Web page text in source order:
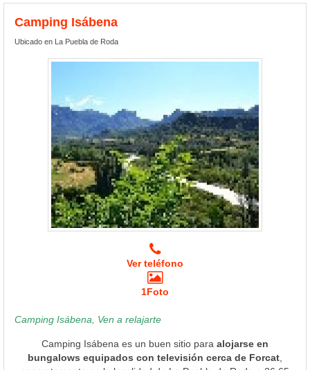
Camping Isábena
Ubicado en La Puebla de Roda
Ver teléfono
1Foto
Camping Isábena, Ven a relajarte
Camping Isábena es un buen sitio para alojarse en
bungalows equipados con televisión cerca de Forcat